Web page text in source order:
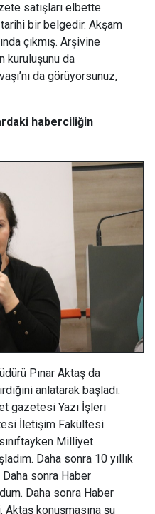
satışları elbette
bir belgedir. Akşam
çıkmış. Arşivine
kuruluşunu da
da görüyorsunuz,
haberciliğin
Pınar Aktaş da
anlatarak başladı.
gazetesi Yazı İşleri
İletişim Fakültesi
Milliyet
Daha sonra 10 yıllık
sonra Haber
Daha sonra Haber
Aktaş konuşmasına şu